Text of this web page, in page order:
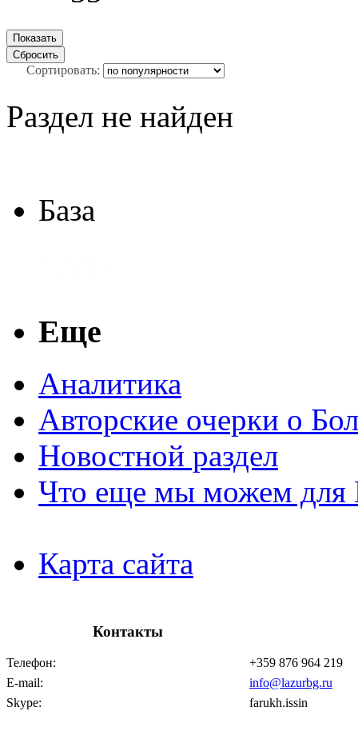
Сортировать:
Раздел не найден
База
Еще
Аналитика
Авторские очерки о
Новостной раздел
Что еще мы можем для
Карта сайта
Контакты
Телефон:
+359 876 964 219
E-mail:
info@lazurbg.ru
Skype:
farukh.issin